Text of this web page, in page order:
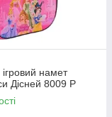
намет
Дісней 8009 P